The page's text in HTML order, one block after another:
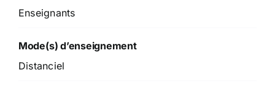
Enseignants
Mode(s) d’enseignement
Distanciel